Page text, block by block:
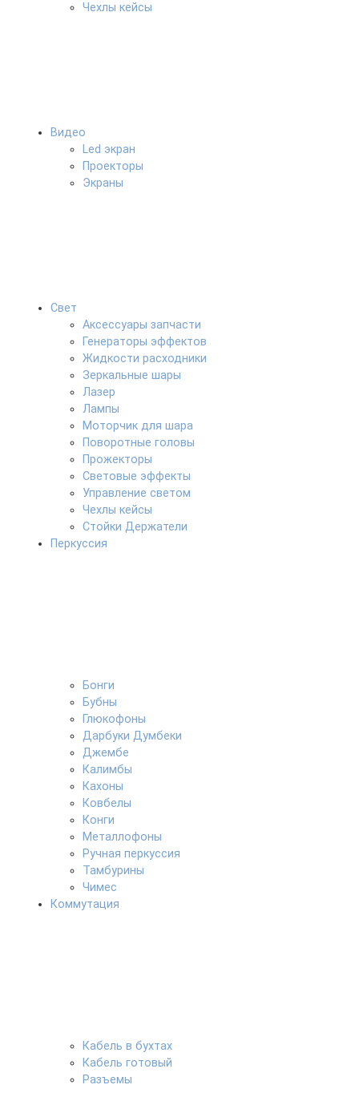
Чехлы кейсы
Видео
Led экран
Проекторы
Экраны
Свет
Аксессуары запчасти
Генераторы эффектов
Жидкости расходники
Зеркальные шары
Лазер
Лампы
Моторчик для шара
Поворотные головы
Прожекторы
Световые эффекты
Управление светом
Чехлы кейсы
Стойки Держатели
Перкуссия
Бонги
Бубны
Глюкофоны
Дарбуки Думбеки
Джембе
Калимбы
Кахоны
Ковбелы
Конги
Металлофоны
Ручная перкуссия
Тамбурины
Чимес
Коммутация
Кабель в бухтах
Кабель готовый
Разъемы